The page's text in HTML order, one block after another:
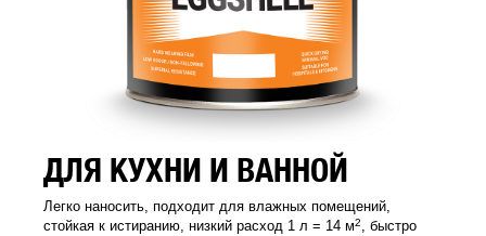
ДЛЯ КУХНИ И ВАННОЙ
Легко наносить, подходит для влажных помещений,
стойкая к истиранию, низкий расход 1 л = 14 м2, быстро